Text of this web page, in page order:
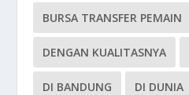
BURSA TRANSFER PEMAIN
DENGAN KUALITASNYA
DI BANDUNG DI DUNIA